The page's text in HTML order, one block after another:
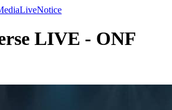
LiveNotice
LIVE - ONF